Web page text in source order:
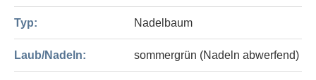
Typ: Nadelbaum
Laub/Nadeln: sommergrün (Nadeln abwerfend)